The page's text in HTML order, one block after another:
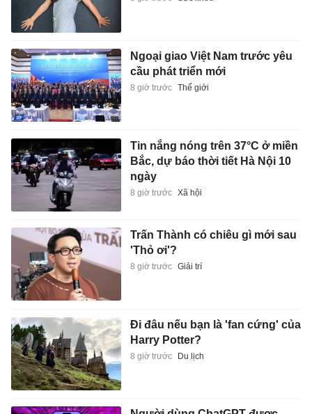
Ngoại giao Việt Nam trước yêu
cầu phát triển mới
8 giờ trước Thế giới
Tin nắng nóng trên 37°C ở miền
Bắc, dự báo thời tiết Hà Nội 10
ngày
8 giờ trước Xã hội
Trấn Thành có chiêu gì mới sau
'Thỏ ơi'?
8 giờ trước Giải trí
Đi đâu nếu bạn là 'fan cứng' của
Harry Potter?
8 giờ trước Du lịch